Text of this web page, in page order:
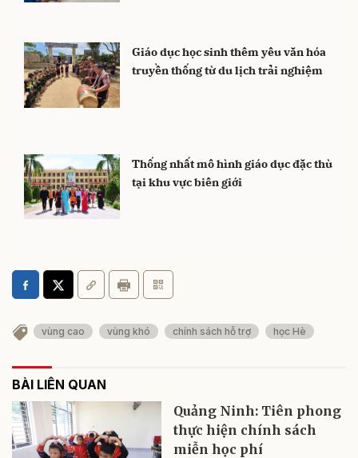
Giáo dục học sinh thêm yêu văn hóa
truyền thống từ du lịch trải nghiệm
Thống nhất mô hình giáo dục đặc thù
tại khu vực biên giới
vùng cao vùng khó chính sách hỗ trợ học Hè
BÀI LIÊN QUAN
Quảng Ninh: Tiên phong
thực hiện chính sách
miễn học phí